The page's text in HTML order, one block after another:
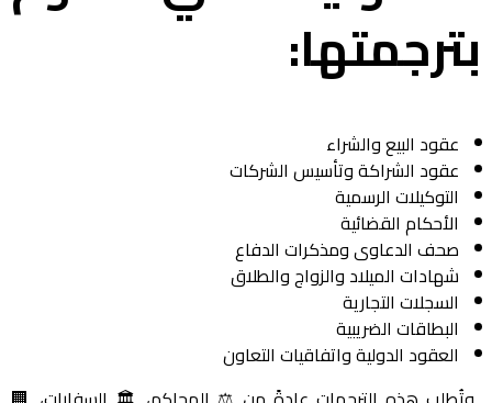
بترجمتها:
عقود البيع والشراء
عقود الشراكة وتأسيس الشركات
التوكيلات الرسمية
الأحكام القضائية
صحف الدعاوى ومذكرات الدفاع
شهادات الميلاد والزواج والطلاق
السجلات التجارية
البطاقات الضريبية
العقود الدولية واتفاقيات التعاون